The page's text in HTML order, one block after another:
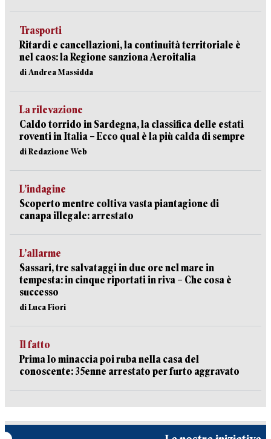
Trasporti
Ritardi e cancellazioni, la continuità territoriale è
nel caos: la Regione sanziona Aeroitalia
di Andrea Massidda
La rilevazione
Caldo torrido in Sardegna, la classifica delle estati
roventi in Italia – Ecco qual è la più calda di sempre
di Redazione Web
L’indagine
Scoperto mentre coltiva vasta piantagione di
canapa illegale: arrestato
L’allarme
Sassari, tre salvataggi in due ore nel mare in
tempesta: in cinque riportati in riva – Che cosa è
successo
di Luca Fiori
Il fatto
Prima lo minaccia poi ruba nella casa del
conoscente: 35enne arrestato per furto aggravato